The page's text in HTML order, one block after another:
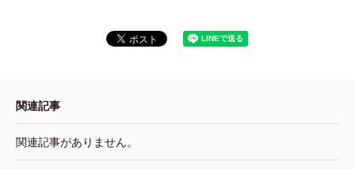
関連記事
関連記事がありません。